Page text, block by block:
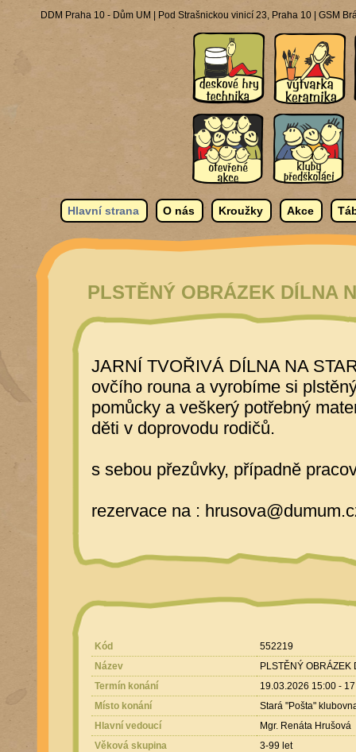
DDM Praha 10 - Dům UM | Pod Strašnickou vinicí 23, Praha 10 | GSM
Hlavní strana O nás Kroužky Akce
PLSTĚNÝ OBRÁZEK DÍLNA
JARNÍ TVOŘIVÁ DÍLNA NA
ovčího rouna a vyrobíme si
pomůcky a veškerý potřebný
děti v doprovodu rodičů.
s sebou přezůvky, případně
rezervace na :
Kód
552219
Název
PLSTĚNÝ OBRÁZEK
Termín konání
19.03.2026 15:00 -
Místo konání
Stará "Pošta"
Hlavní vedoucí
Mgr. Renáta Hrušová
Věková skupina
3-99 let